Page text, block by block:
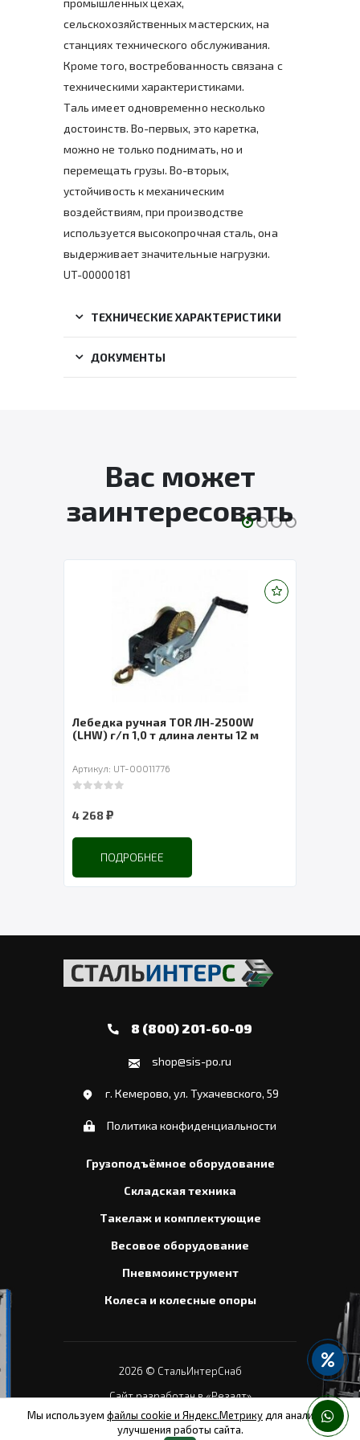
сельскохозяйственных мастерских, на
станциях технического обслуживания.
Кроме того, востребованность связана с
техническими характеристиками.
Таль имеет одновременно несколько
достоинств. Во-первых, это каретка,
можно не только поднимать, но и
перемещать грузы. Во-вторых,
устойчивость к механическим
воздействиям, при производстве
используется высокопрочная сталь, она
выдерживает значительные нагрузки.
UT-00000181
ТЕХНИЧЕСКИЕ ХАРАКТЕРИСТИКИ
ДОКУМЕНТЫ
Вас может
заинтересовать
Лебедка ручная TOR ЛН-2500W
(LHW) г/п 1,0 т длина ленты 12 м
Артикул: UT-00011776
₽
ПОДРОБНЕЕ
8 (800) 201-60-09
shop@sis-po.ru
г. Кемерово, ул. Тухачевского, 59
Политика конфиденциальности
Грузоподъёмное оборудование
Складская техника
Такелаж и комплектующие
Весовое оборудование
Пневмоинструмент
Колеса и колесные опоры
2026 © СтальИнтерСнаб
Сайт разработан в «Резалт»
Мы используем файлы cookie и Яндекс.Метрику для анализа и
улучшения работы сайта.